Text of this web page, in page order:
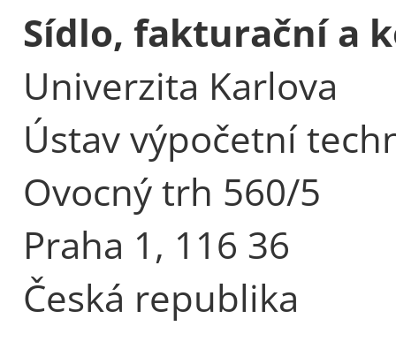
Sídlo, fakturační a
Univerzita Karlova
Ústav výpočetní
Ovocný trh 560/5
Praha 1, 116 36
Česká republika